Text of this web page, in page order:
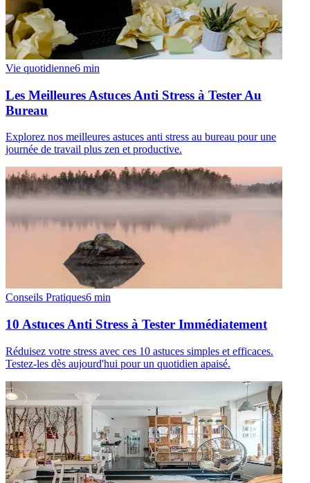
Vie quotidienne6 min
Les Meilleures Astuces Anti Stress à Tester Au
Bureau
Explorez nos meilleures astuces anti stress au bureau pour une
journée de travail plus zen et productive.
Conseils Pratiques6 min
10 Astuces Anti Stress à Tester Immédiatement
Réduisez votre stress avec ces 10 astuces simples et efficaces.
Testez-les dès aujourd'hui pour un quotidien apaisé.